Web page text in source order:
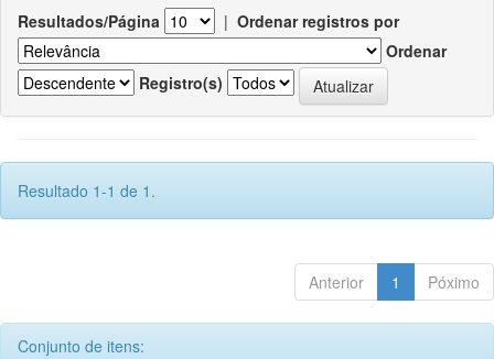
Resultados/Página | Ordenar registros por
Ordenar
Registro(s)
Resultado 1-1 de 1.
Anterior 1 Póximo
Conjunto de itens: